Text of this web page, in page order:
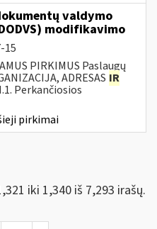
valdymo
modifikavimo
15
PIRKIMUS Paslaugų
ADRESAS IR
Perkančiosios
pirkimai
iki 1,340 iš 7,293 irašų.